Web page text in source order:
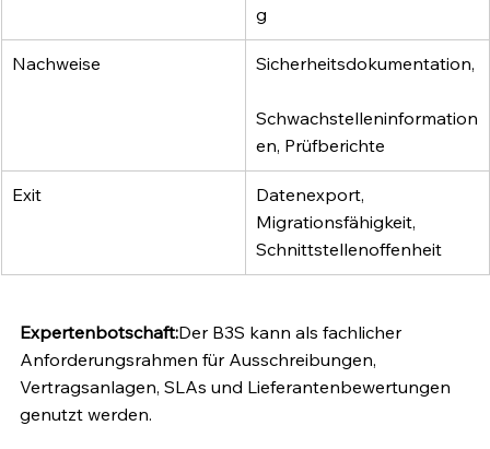
g
Nachweise Sicherheitsdokumentation,
Schwachstelleninformation
en, Prüfberichte
Exit
Datenexport,
Migrationsfähigkeit,
Schnittstellenoffenheit
Expertenbotschaft:Der B3S kann als fachlicher
Anforderungsrahmen für Ausschreibungen,
Vertragsanlagen, SLAs und Lieferantenbewertungen
genutzt werden.